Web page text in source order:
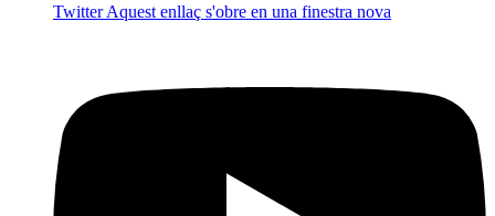
TwitterAquest enllaç s'obre en una finestra nova